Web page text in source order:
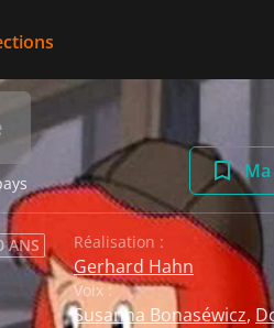
ANS Réalisation :
Gerhard Hahn
Voix :
Susanna Bonaséwicz,